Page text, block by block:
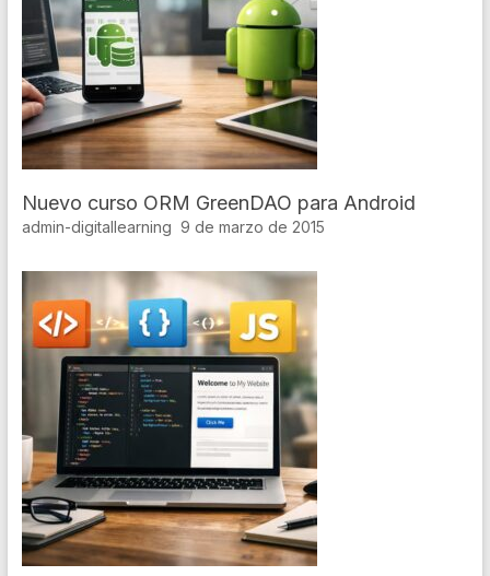
Nuevo curso ORM GreenDAO para Android
admin-digitallearning 9 de marzo de 2015